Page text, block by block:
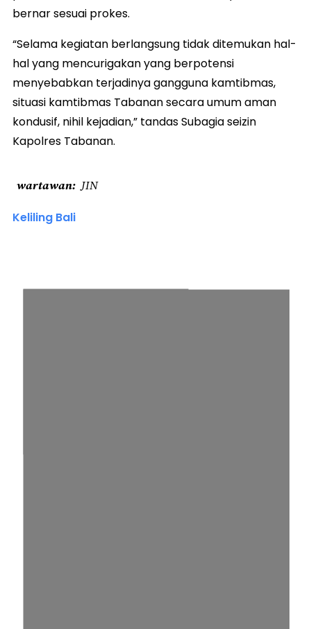
bernar sesuai prokes.
“Selama kegiatan berlangsung tidak ditemukan hal-
hal yang mencurigakan yang berpotensi
menyebabkan terjadinya gangguna kamtibmas,
situasi kamtibmas Tabanan secara umum aman
kondusif, nihil kejadian,” tandas Subagia seizin
Kapolres Tabanan.
wartawan JIN
Keliling Bali